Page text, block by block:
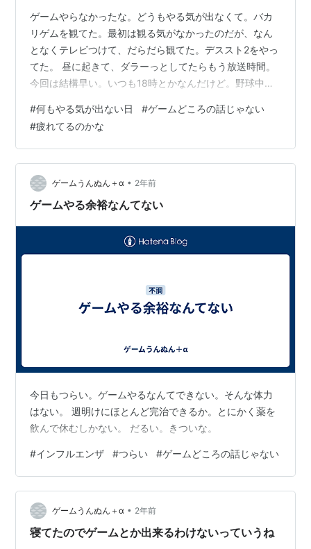
ゲームやらなかったな。どうもやる気が出なくて。バカ
リゲムを観てた。最初は観る気がなかったのだが、なん
となくテレビつけて、だらだら観てた。デススト2をやっ
てた。 昼に起きて、ダラーっとしてたらもう放送時間。
今回は結構早い。いつも18時とかなんだけど。野球中継
野球やってた。 これから何するか。深夜にゲームやるの
か。昨夜はやらなかった。結構遅い時間まで起きてたけ
ど、別にゲームやる気にならなかった。今日も一日そん
な感じ。 もう寝ようかな。今から寝れば明日の昼までに
は起きてるはず。日中にゲームやるでもいいし。今、ゲ
ームとか考えられないくらいには気分が悪い…
#何もやる気が出ない日 #ゲームどころの話じゃない
#疲れてるのかな
ゲームうんぬん＋α • 2年前
ゲームやる余裕なんてない
今日もつらい。ゲームやるなんてできない。そんな体力
はない。 週明けにほとんど完治できるか。とにかく薬を
飲んで休むしかない。 だるい。きついな。
#インフルエンザ #つらい #ゲームどころの話じゃない
ゲームうんぬん＋α • 2年前
寝てたのでゲームとか出来るわけないっていうね